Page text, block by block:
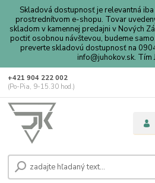
Skladová dostupnosť je relevantná
prostrednítvom e-shopu. Tovar
skladom v kamennej predajni v Nových
poctiť osobnou návštevou, budeme
preverte skladovú dostupnosť na
info@juhokov.sk. Tím
+421 904 222 002
(Po-Pia, 9-15.30 hod.)